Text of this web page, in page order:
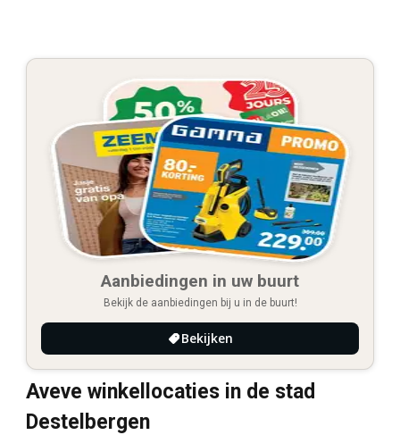
Aanbiedingen in uw buurt
Bekijk de aanbiedingen bij u in de buurt!
Bekijken
Aveve winkellocaties in de stad
Destelbergen